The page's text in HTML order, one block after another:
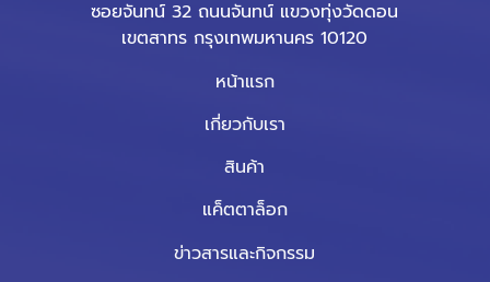
ซอยจันทน์ 32 ถนนจันทน์ แขวงทุ่งวัดดอน
เขตสาทร กรุงเทพมหานคร 10120
หน้าแรก
เกี่ยวกับเรา
สินค้า
แค็ตตาล็อก
ข่าวสารและกิจกรรม